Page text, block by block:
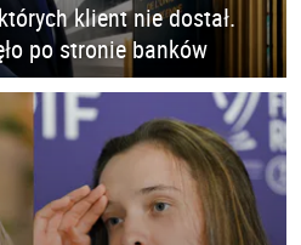
klient nie dostał.
po stronie banków